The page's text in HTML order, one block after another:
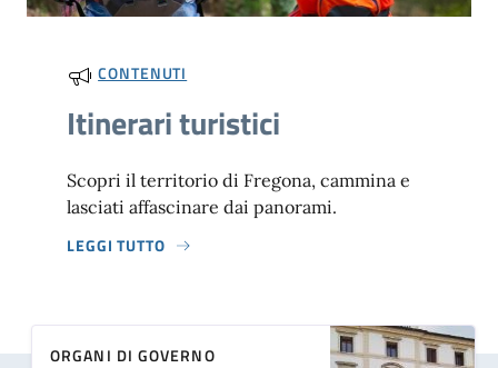
CONTENUTI
Itinerari turistici
Scopri il territorio di Fregona, cammina e
lasciati affascinare dai panorami.
LEGGI TUTTO
ORGANI DI GOVERNO